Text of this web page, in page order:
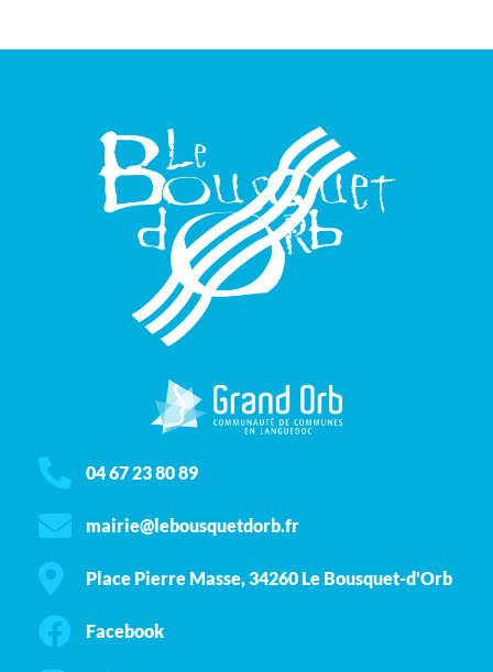
04 67 23 80 89
mairie@lebousquetdorb.fr
Place Pierre Masse, 34260 Le Bousquet-d'Orb
Facebook